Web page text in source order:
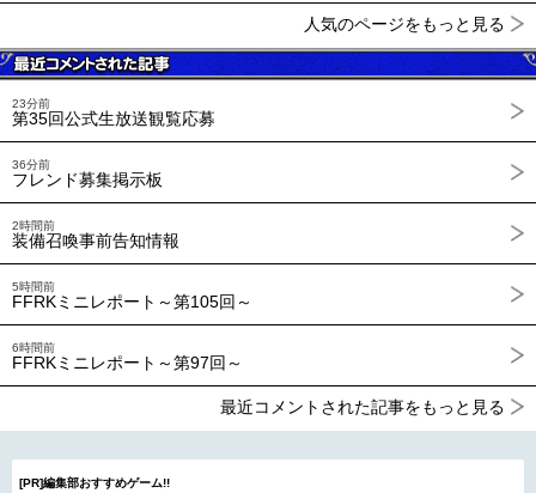
人気のページをもっと見る
23分前
第35回公式生放送観覧応募
36分前
フレンド募集掲示板
2時間前
装備召喚事前告知情報
5時間前
FFRKミニレポート～第105回～
6時間前
FFRKミニレポート～第97回～
最近コメントされた記事をもっと見る
[PR]編集部おすすめゲーム!!